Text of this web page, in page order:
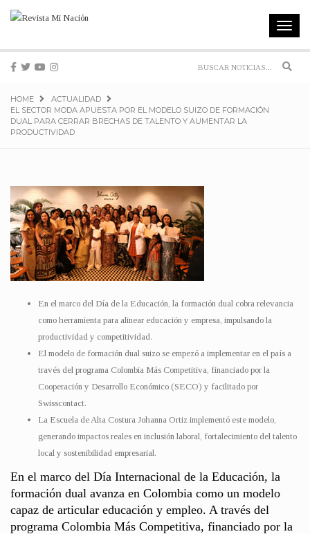
Toggle
HOME
ACTUALIDAD
EL SECTOR MODA APUESTA POR EL MODELO SUIZO DE FORMACIÓN
DUAL PARA CERRAR BRECHAS DE TALENTO Y AUMENTAR LA
PRODUCTIVIDAD
En el marco del Día de la Educación, la formación dual cobra relevancia
como herramienta para alinear educación y empresa, impulsando la
productividad y competitividad.
El modelo de formación dual suizo se empezó a implementar en el país a
través del programa Colombia Más Competitiva, financiado por la
Cooperación y Desarrollo Económico (SECO) y facilitado por
Swisscontact.
La Escuela de Alta Costura Johanna Ortiz implementó este modelo,
generando impactos reales en inclusión laboral, fortalecimiento del talento
local y sostenibilidad empresarial.
En el marco del Día Internacional de la Educación, la
formación dual avanza en Colombia como un modelo
capaz de articular educación y empleo. A través del
programa Colombia Más Competitiva, financiado por la